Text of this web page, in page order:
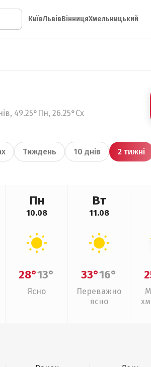
КиївЛьвівВінницяХмельницький
49.25°Пн, 26.25°Сх
Тиждень 10 днів 2 тижні
Пн
10.08
28°13°
Ясно
Вт
11.08
33°16°
Переважно
ясно